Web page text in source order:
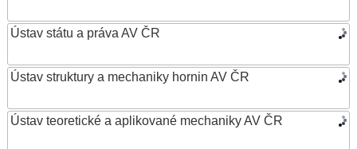
Ústav státu a práva AV ČR
Ústav struktury a mechaniky hornin AV ČR
Ústav teoretické a aplikované mechaniky AV ČR